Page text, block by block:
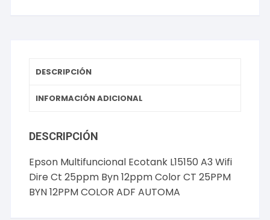
12ppm
CT
12PPM
COLOR
ADF
AUTOMA
cantidad
DESCRIPCIÓN
INFORMACIÓN ADICIONAL
DESCRIPCIÓN
Epson Multifuncional Ecotank L15150 A3 Wifi
Dire Ct 25ppm Byn 12ppm Color CT 25PPM
BYN 12PPM COLOR ADF AUTOMA